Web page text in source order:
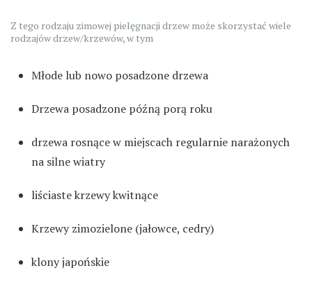
Z tego rodzaju zimowej pielęgnacji drzew może skorzystać wiele
rodzajów drzew/krzewów, w tym
Młode lub nowo posadzone drzewa
Drzewa posadzone późną porą roku
drzewa rosnące w miejscach regularnie narażonych
na silne wiatry
liściaste krzewy kwitnące
Krzewy zimozielone (jałowce, cedry)
klony japońskie